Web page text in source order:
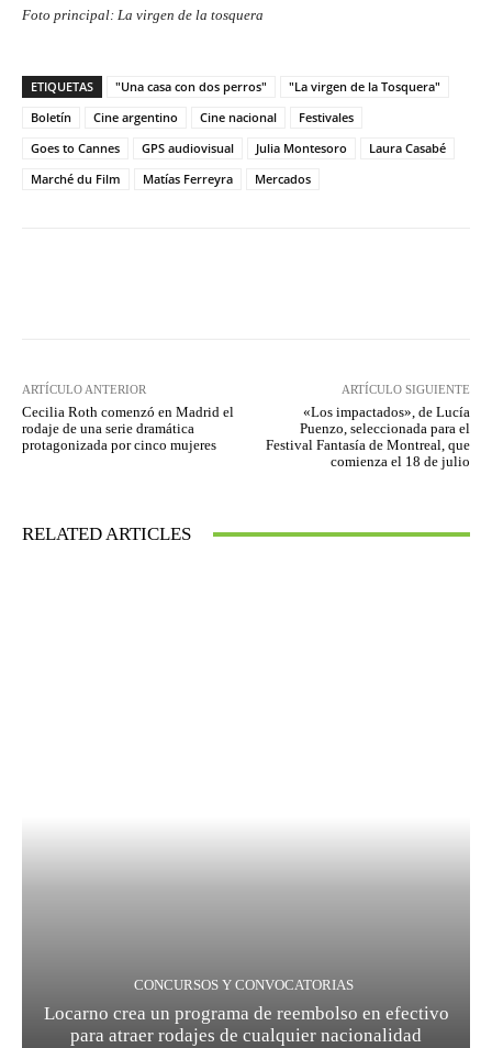
Foto principal: La virgen de la tosquera
ETIQUETAS "Una casa con dos perros"
"La virgen de la Tosquera"
Boletín
Cine argentino Cine nacional
Festivales
Goes to Cannes
GPS audiovisual Julia Montesoro
Laura Casabé
Marché du Film
Matías Ferreyra Mercados
ARTÍCULO ANTERIOR
Cecilia Roth comenzó en Madrid el
rodaje de una serie dramática
protagonizada por cinco mujeres
ARTÍCULO SIGUIENTE
«Los impactados», de Lucía
Puenzo, seleccionada para el
Festival Fantasía de Montreal, que
comienza el 18 de julio
RELATED ARTICLES
CONCURSOS Y CONVOCATORIAS
Locarno crea un programa de reembolso en efectivo
para atraer rodajes de cualquier nacionalidad